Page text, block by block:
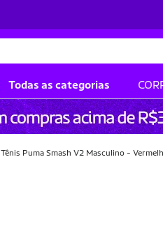
Todas as categorias
Tênis Puma Smash V2 Masculino -